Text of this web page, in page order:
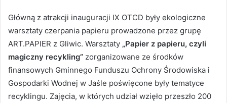
Główną z atrakcji inauguracji IX OTCD były ekologiczne
warsztaty czerpania papieru prowadzone przez grupę
ART.PAPIER z Gliwic. Warsztaty „Papier z papieru, czyli
magiczny recykling” zorganizowane ze środków
finansowych Gminnego Funduszu Ochrony Środowiska i
Gospodarki Wodnej w Jaśle poświęcone były tematyce
recyklingu. Zajęcia, w których udział wzięło przeszło 200